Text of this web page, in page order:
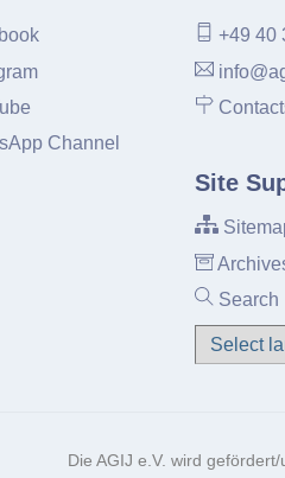
Top
Channel
+49 40
Site
Search
Die AGIJ e.V. wird